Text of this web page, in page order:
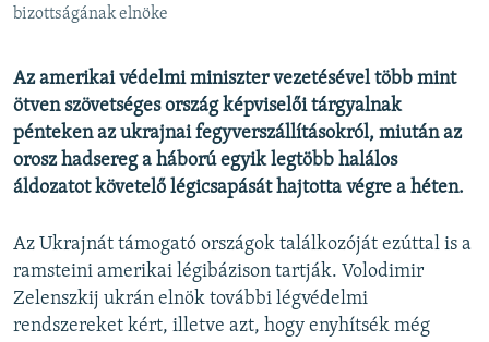
KÖVESSEN MINKET!
Valamennyi RFE/RL weboldal
bizottságának elnöke
Az amerikai védelmi miniszter vezetésével több mint
ötven szövetséges ország képviselői tárgyalnak
pénteken az ukrajnai fegyverszállításokról, miután az
orosz hadsereg a háború egyik legtöbb halálos
áldozatot követelő légicsapását hajtotta végre a héten.
Az Ukrajnát támogató országok találkozóját ezúttal is a
ramsteini amerikai légibázison tartják. Volodimir
Zelenszkij ukrán elnök további légvédelmi
rendszereket kért, illetve azt, hogy enyhítsék még